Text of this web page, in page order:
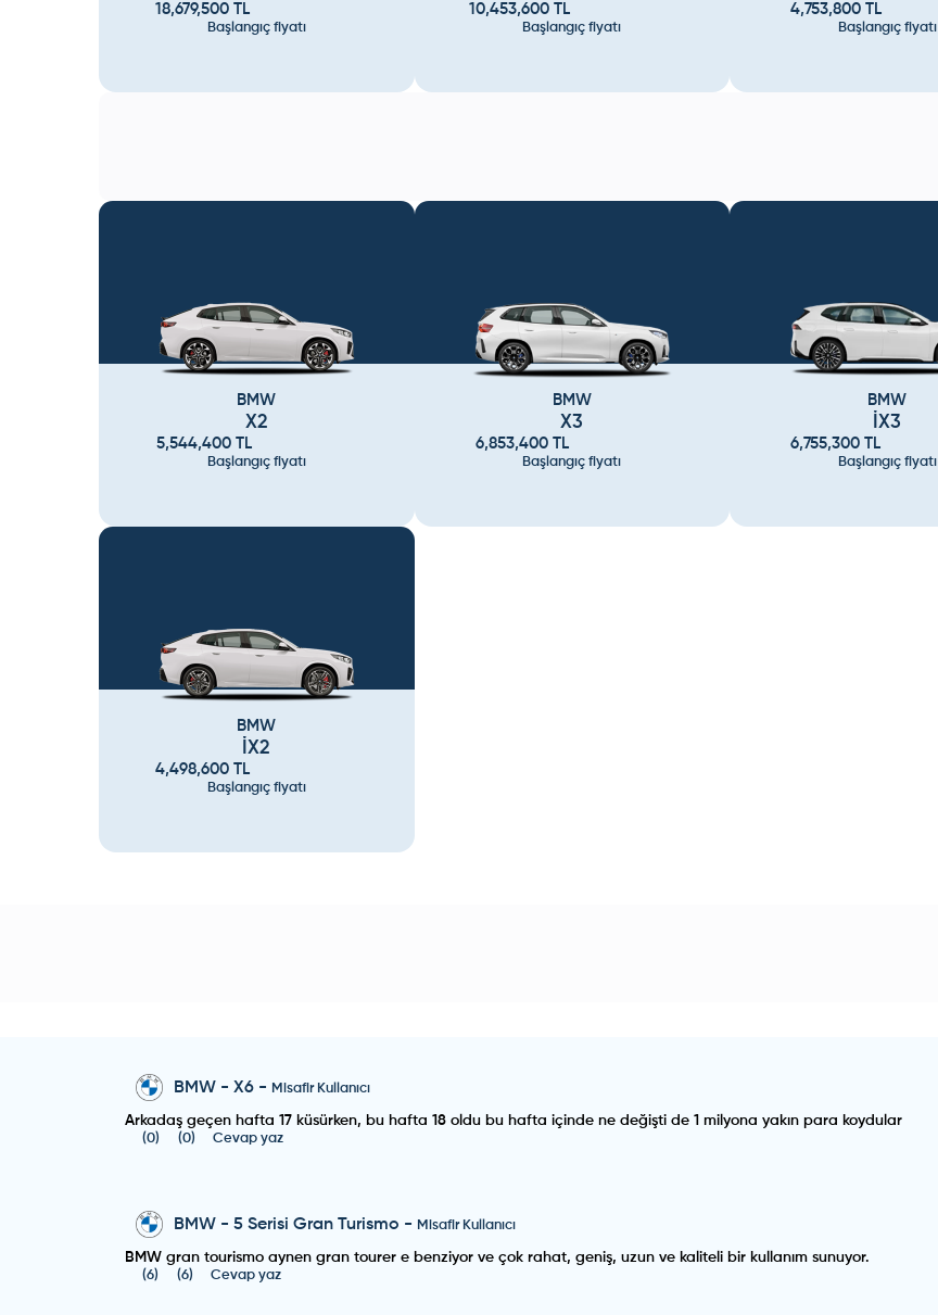
18,679,500 TL
Başlangıç fiyatı
10,453,600TL
Başlangıç fiyatı
4,753,800 TL
Başlangıç fiyatı
BMW
X2
5,544,400TL
Başlangıç fiyatı
BMW
X3
6,853,400TL
Başlangıç fiyatı
BMW
İX3
6,755,300 TL
Başlangıç fiyatı
BMW
İX2
4,498,600 TL
Başlangıç fiyatı
BMW -X6 - Misafir Kullanıcı
Arkadaş geçen hafta 17 küsürken, bu hafta 18 oldu bu hafta içinde ne değişti de 1 milyona yakın para koydular
(0) (0) Cevap yaz
BMW -5 Serisi Gran Turismo - Misafir Kullanıcı
BMW gran tourismo aynen gran tourer e benziyor ve çok rahat, geniş, uzun ve kaliteli bir kullanım sunuyor.
(6) (6) Cevap yaz